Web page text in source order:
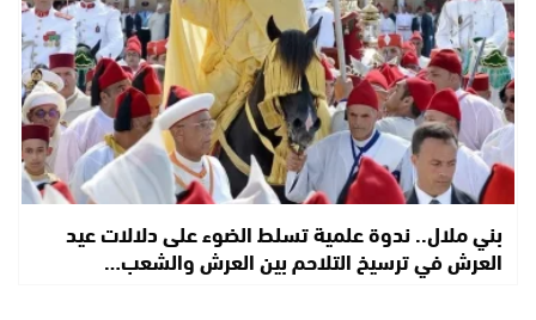
بني ملال.. ندوة علمية تسلط الضوء على دلالات عيد
العرش في ترسيخ التلاحم بين العرش والشعب…